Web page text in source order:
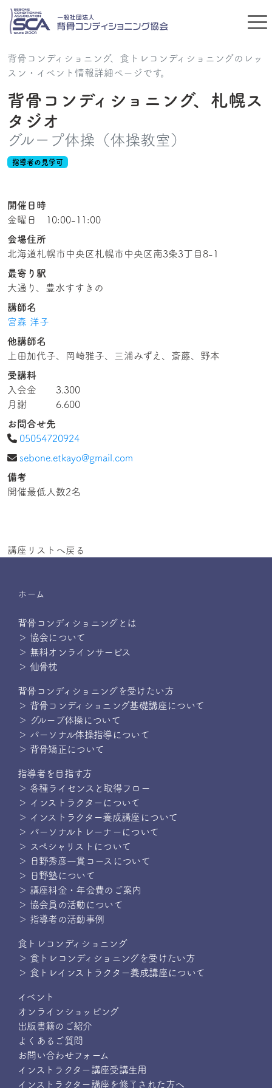
背骨コンディショニング、食トレコンディショニングのレッ
スン・イベント情報詳細ページです。
背骨コンディショニング、札幌ス
タジオ
グループ体操（体操教室）
指導者の見学可
開催日時
金曜日 10:00-11:00
会場住所
北海道札幌市中央区札幌市中央区南3条3丁目8-1
最寄り駅
大通り、豊水すすきの
講師名
宮森 洋子
他講師名
上田加代子、岡崎雅子、三浦みずえ、斎藤、野本
受講料
入会金 3.300
月謝 6.600
お問合せ先
05054720924
sebone.etkayo@gmail.com
備考
開催最低人数2名
講座リストへ戻る
ホーム
背骨コンディショニングとは
＞ 協会について
＞ 無料オンラインサービス
＞ 仙骨枕
背骨コンディショニングを受けたい方
＞ 背骨コンディショニング基礎講座について
＞ グループ体操について
＞ パーソナル体操指導について
＞ 背骨矯正について
指導者を目指す方
＞ 各種ライセンスと取得フロー
＞ インストラクターについて
＞ インストラクター養成講座について
＞ パーソナルトレーナーについて
＞ スペシャリストについて
＞ 日野秀彦一貫コースについて
＞ 日野塾について
＞ 講座料金・年会費のご案内
＞ 協会員の活動について
＞ 指導者の活動事例
食トレコンディショニング
＞ 食トレコンディショニングを受けたい方
＞ 食トレインストラクター養成講座について
イベント
オンラインショッピング
出版書籍のご紹介
よくあるご質問
お問い合わせフォーム
インストラクター講座受講生用
インストラクター講座を修了された方へ